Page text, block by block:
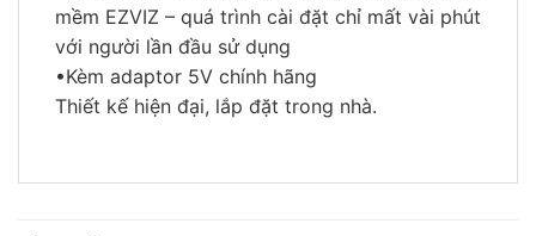
mềm EZVIZ – quá trình cài đặt chỉ mất vài phút
với người lần đầu sử dụng
•Kèm adaptor 5V chính hãng
Thiết kế hiện đại, lắp đặt trong nhà.